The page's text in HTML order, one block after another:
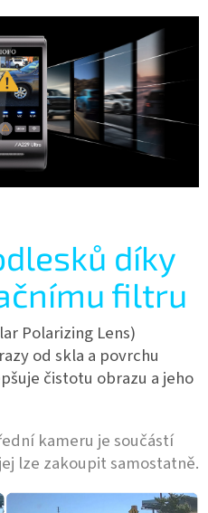
díky
filtru
Polarizing Lens)
od skla a povrchu
čistotu obrazu a jeho
kameru je součástí
lze zakoupit samostatně.